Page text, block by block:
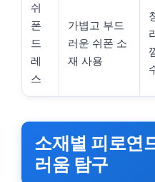
쉬
폰
드
레
스
가볍고 부드
러운 쉬폰 소
재 사용
소재별 피로연
러움 탐구